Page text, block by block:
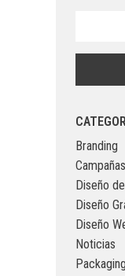
Branding
Diseño
Diseño
Diseño
Noticias
Packaging